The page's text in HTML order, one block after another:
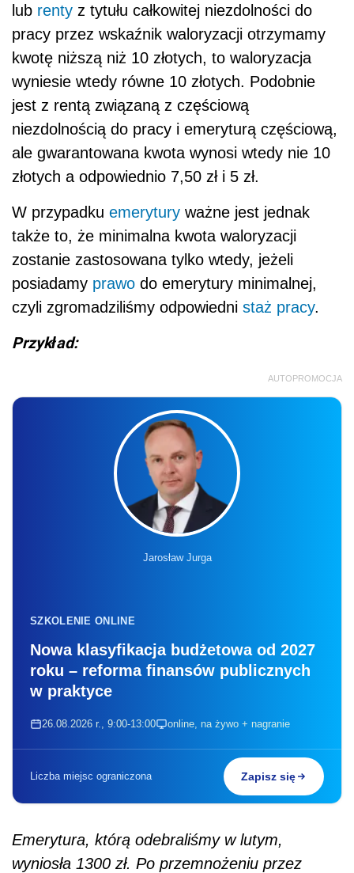
lub renty z tytułu całkowitej niezdolności do
pracy przez wskaźnik waloryzacji otrzymamy
kwotę niższą niż 10 złotych, to waloryzacja
wyniesie wtedy równe 10 złotych. Podobnie
jest z rentą związaną z częściową
niezdolnością do pracy i emeryturą częściową,
ale gwarantowana kwota wynosi wtedy nie 10
złotych a odpowiednio 7,50 zł i 5 zł.
W przypadku emerytury ważne jest jednak
także to, że minimalna kwota waloryzacji
zostanie zastosowana tylko wtedy, jeżeli
posiadamy prawo do emerytury minimalnej,
czyli zgromadziliśmy odpowiedni staż pracy.
Przykład:
AUTOPROMOCJA
Jarosław Jurga
SZKOLENIE ONLINE
Nowa klasyfikacja budżetowa od 2027
roku – reforma finansów publicznych
w praktyce
26.08.2026 r., 9:00-13:00 online, na żywo + nagranie
Liczba miejsc ograniczona Zapisz się
Emerytura, którą odebraliśmy w lutym,
wyniosła 1300 zł. Po przemnożeniu przez